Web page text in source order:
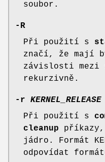
soubor.
-R
Při použití s
značí, že mají
závislosti
rekurzivně.
-r KERNEL_RELEASE
Při použití s
cleanup
jádro. Formát
odpovídat